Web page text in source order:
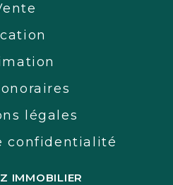
légales
confidentialité
IMMOBILIER